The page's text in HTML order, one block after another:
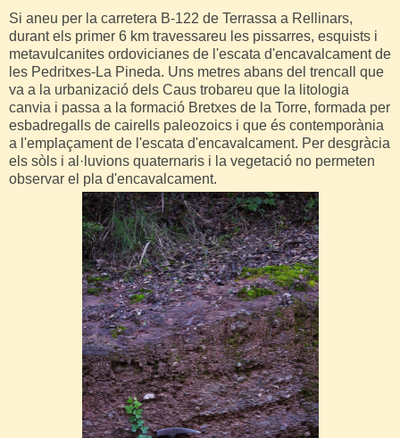
Si aneu per la carretera B-122 de Terrassa a Rellinars,
durant els primer 6 km travessareu les pissarres, esquists i
metavulcanites ordovicianes de l'escata d'encavalcament de
les Pedritxes-La Pineda. Uns metres abans del trencall que
va a la urbanizació dels Caus trobareu que la litologia
canvia i passa a la formació Bretxes de la Torre, formada per
esbadregalls de cairells paleozoics i que és contemporània
a l'emplaçament de l'escata d'encavalcament. Per desgràcia
els sòls i al·luvions quaternaris i la vegetació no permeten
observar el pla d'encavalcament.